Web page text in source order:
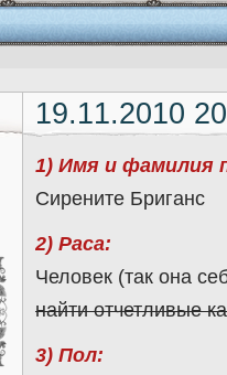
19.11.2010
1) Имя и фамилия
Сирените Бриганс
2) Раса:
Человек (так она
найти отчетливые
3) Пол: